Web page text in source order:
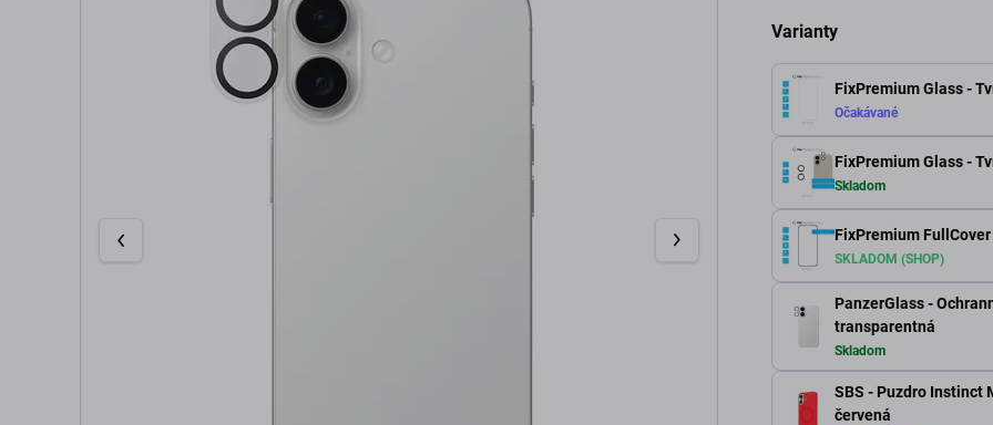
Varianty
FixPremium Glass -
Očakávané
FixPremium Glass -
Skladom
FixPremium
SKLADOM (SHOP)
PanzerGlass -
transparentná
Skladom
SBS - Puzdro Instinct
červená